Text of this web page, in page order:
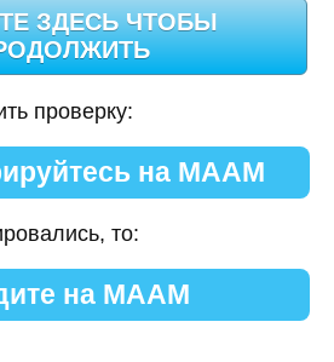
проверку:
на МААМ
то:
на МААМ